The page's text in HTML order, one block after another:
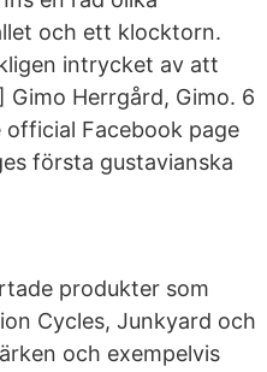
och ett klocktorn.
intrycket av att
Herrgård, Gimo. 6
official Facebook page
första gustavianska
produkter som
Cycles, Junkyard och
och exempelvis